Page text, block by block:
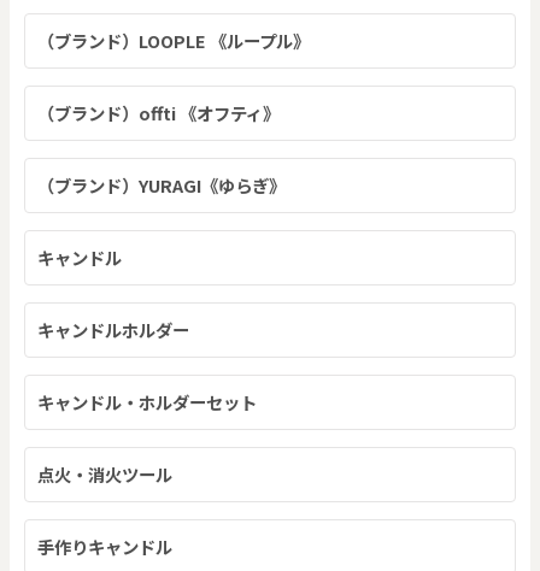
（ブランド）LOOPLE 《ループル》
（ブランド）offti 《オフティ》
（ブランド）YURAGI《ゆらぎ》
キャンドル
キャンドルホルダー
キャンドル・ホルダーセット
点火・消火ツール
手作りキャンドル